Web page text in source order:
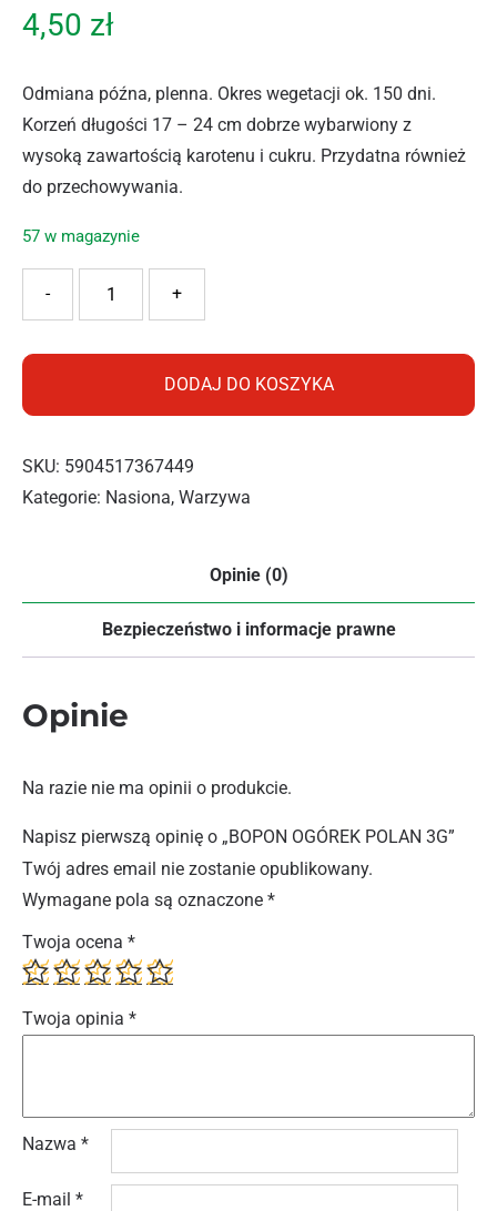
4,50 zł
Odmiana późna, plenna. Okres wegetacji ok. 150 dni.
Korzeń długości 17 – 24 cm dobrze wybarwiony z
wysoką zawartością karotenu i cukru. Przydatna również
do przechowywania.
57 w magazynie
+
-
DODAJ DO KOSZYKA
SKU: 5904517367449
Kategorie: Nasiona, Warzywa
Opinie (0)
Bezpieczeństwo i informacje prawne
Opinie
Na razie nie ma opinii o produkcie.
Napisz pierwszą opinię o „BOPON OGÓREK POLAN 3G”
Twój adres email nie zostanie opublikowany.
Wymagane pola są oznaczone *
Twoja ocena *
Twoja opinia *
Nazwa *
E-mail *